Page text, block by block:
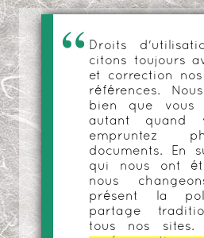
Droits
citons toujours
et correction
références.
bien que vous
autant quand
empruntez
documents. En
qui nous ont
nous
présent la
partage
tous nos sites.